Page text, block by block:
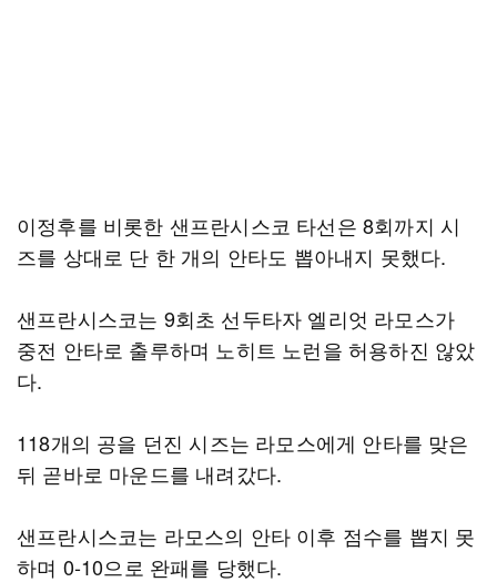
이정후를 비롯한 샌프란시스코 타선은 8회까지 시
즈를 상대로 단 한 개의 안타도 뽑아내지 못했다.
샌프란시스코는 9회초 선두타자 엘리엇 라모스가
중전 안타로 출루하며 노히트 노런을 허용하진 않았
다.
118개의 공을 던진 시즈는 라모스에게 안타를 맞은
뒤 곧바로 마운드를 내려갔다.
샌프란시스코는 라모스의 안타 이후 점수를 뽑지 못
하며 0-10으로 완패를 당했다.